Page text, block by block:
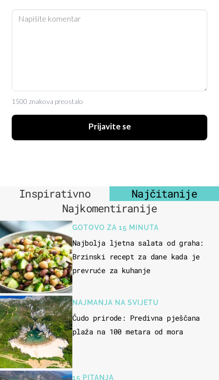
1500 znakova preostalo
Prijavite se
Inspirativno
Najčitanije
Najkomentiranije
GOTOVO ZA 15 MINUTA
Najbolja ljetna salata od graha:
Brzinski recept za dane kada je
prevruće za kuhanje
NAJMANJA NA SVIJETU
Čudo prirode: Predivna pješčana
plaža na 100 metara od mora
15 PITANJA